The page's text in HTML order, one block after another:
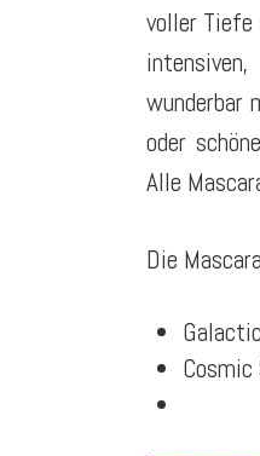
voller Tiefe
wunderbar
oder
Alle
Die
Cosmic